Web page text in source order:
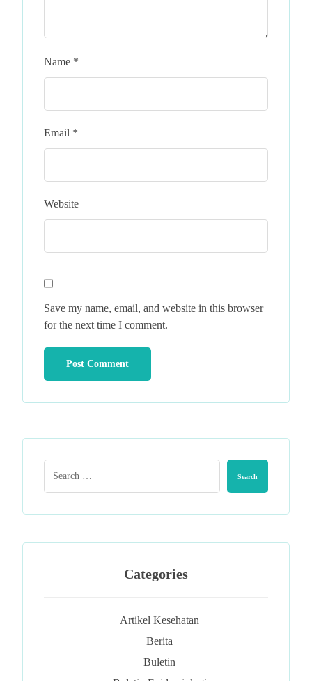
Name *
Email *
Website
Save my name, email, and website in this browser
for the next time I comment.
Categories
Artikel Kesehatan
Berita
Buletin